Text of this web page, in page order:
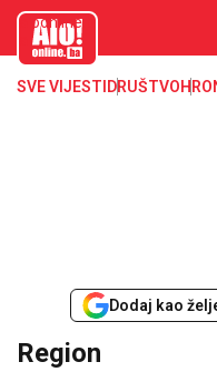
aloonline.b
SVE VIJESTI DRUŠTVO
Dodaj kao
Region